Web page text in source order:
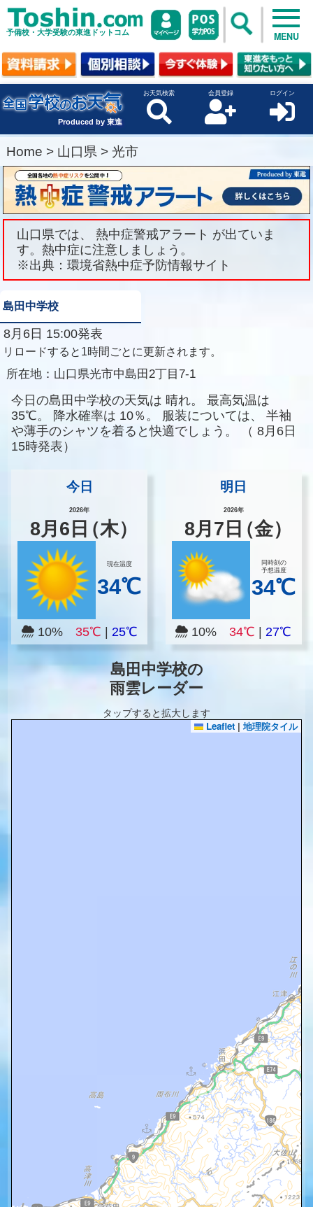
予備校・大学受験の東進ドットコム MENU
Produced by 東進
お天気検索 会員登録 ログイン
Home > 山口県 > 光市
山口県では、 熱中症警戒アラート が出ていま
す。熱中症に注意しましょう。
※出典：環境省熱中症予防情報サイト
島田中学校
8月6日 15:00発表
リロードすると1時間ごとに更新されます。
所在地： 山口県光市中島田2丁目7-1
今日の島田中学校の天気は 晴れ。
最高気温は
35℃。
降水確率は 10％。 服装については、
半袖
や薄手のシャツを着ると快適でしょう。
（ 8月6日
15時発表）
今日
2026年
8月 6 日（木）
現在温度
34℃
10% 35℃ 25℃
明日
2026年
8月 7 日（金）
同時刻の
予想温度
34℃
10%34℃ |27℃
島田中学校の
雨雲レーダー
タップすると拡大します
Leaflet | 地理院タイル